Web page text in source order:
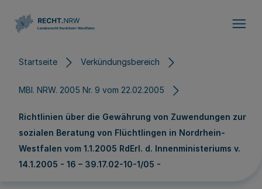
Startseite Verkündungsbereich
MBl. NRW. 2005 Nr. 9 vom 22.02.2005
Richtlinien über die Gewährung von Zuwendungen zur
sozialen Beratung von Flüchtlingen in Nordrhein-
Westfalen vom 1.1.2005 RdErl. d. Innenministeriums v.
14.1.2005 - 16 – 39.17.02-10-1/05 -